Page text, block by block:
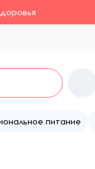
питание